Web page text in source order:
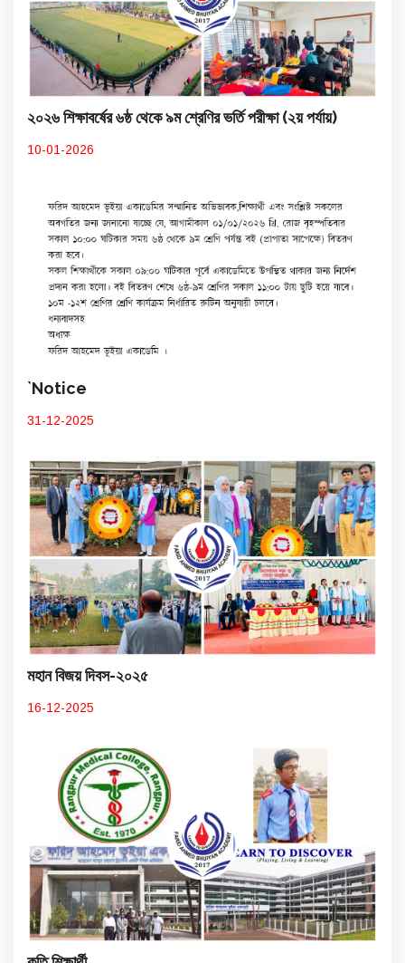
২০২৬ শিক্ষাবর্ষের ৬ষ্ঠ থেকে ৯ম শ্রেণির ভর্তি পরীক্ষা (২য় পর্যায়)
10-01-2026
`Notice
31-12-2025
মহান বিজয় দিবস-২০২৫
16-12-2025